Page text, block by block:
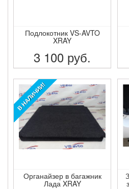
Подлокотник VS-AVTO
XRAY
3 100 руб.
ПОДРОБНЕЕ
В НАЛИЧИИ!
Органайзер в багажник
Лада XRAY